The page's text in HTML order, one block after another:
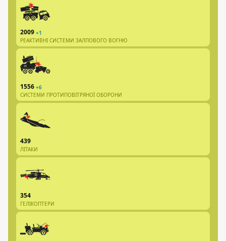
2009 +1
РЕАКТИВНІ СИСТЕМИ ЗАЛПОВОГО ВОГНЮ
1556 +6
СИСТЕМИ ПРОТИПОВІТРЯНОЇ ОБОРОНИ
439
ЛІТАКИ
354
ГЕЛІКОПТЕРИ